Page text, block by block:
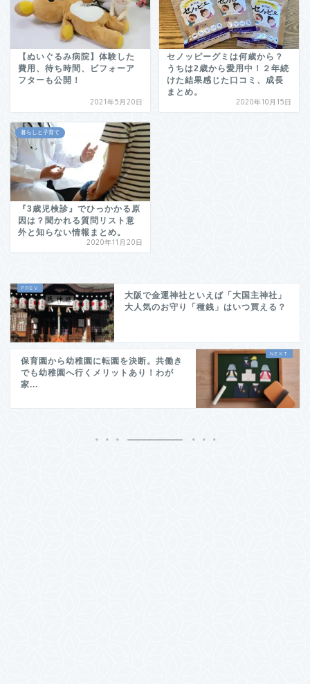
【ぬいぐるみ病院】体験した
費用、待ち時間、ビフォーア
フターも公開！
2021年5月20日
セノッピーグミは何歳から？
うちは2歳から愛用中！２年続
けた結果感じた口コミ、成長
まとめ。
2020年10月15日
暮らしと子育て
『3歳児検診』でひっかかる原
因は？聞かれる質問リスト意
外と知らない情報まとめ。
2020年11月20日
大阪で金運神社といえば「大国主神社」
大人気のお守り「種銭」はいつ買える？
保育園から幼稚園に転園を決断。共働き
でも幼稚園へ行くメリットあり！わが
家...